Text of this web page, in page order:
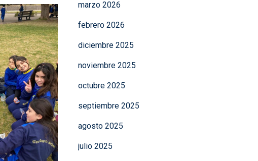
marzo 2026
febrero 2026
diciembre 2025
noviembre 2025
octubre 2025
septiembre 2025
agosto 2025
julio 2025